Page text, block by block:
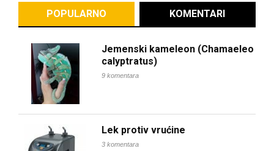
POPULARNO KOMENTARI
Jemenski kameleon (Chamaeleo
calyptratus)
9 komentara
Lek protiv vrućine
3 komentara